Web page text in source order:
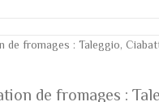
de fromages :